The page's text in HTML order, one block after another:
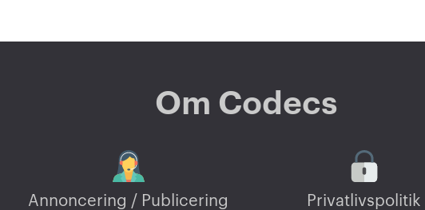
Om Codecs
Annoncering / Publicering Privatlivspolitik